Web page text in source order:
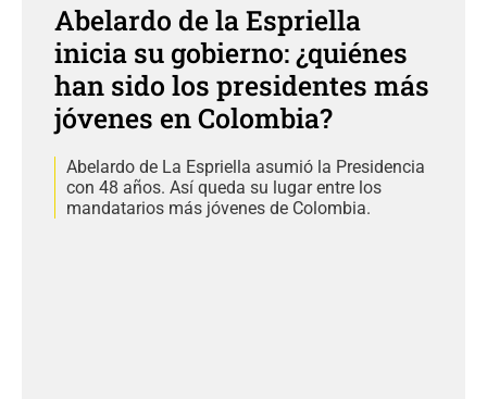
Abelardo de la Espriella
inicia su gobierno: ¿quiénes
han sido los presidentes más
jóvenes en Colombia?
Abelardo de La Espriella asumió la Presidencia
con 48 años. Así queda su lugar entre los
mandatarios más jóvenes de Colombia.